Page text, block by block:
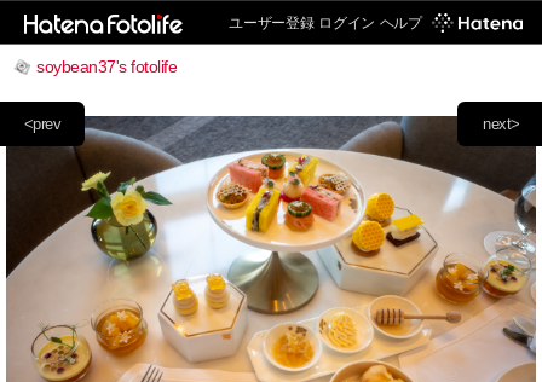
ユーザー登録 ログイン ヘルプ
soybean37's fotolife
next>
<prev